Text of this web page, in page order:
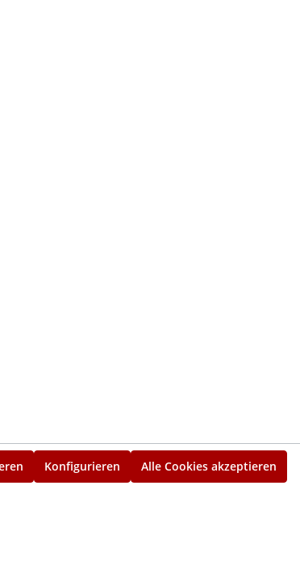
Konfigurieren Alle Cookies akzeptieren